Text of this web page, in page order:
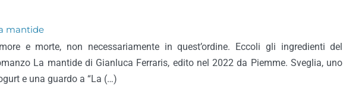
mantide
e morte, non necessariamente in quest’ordine. Eccoli gli ingredienti del
La mantide di Gianluca Ferraris, edito nel 2022 da Piemme. Sveglia, uno
e una guardo a “La (…)